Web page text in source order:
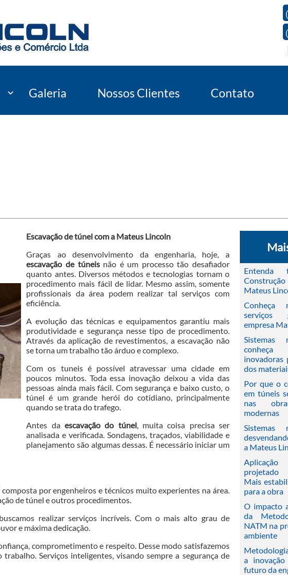
Galeria Nossos Clientes Contato
Escavação de túnel com a Mateus Lincoln
Graças ao desenvolvimento da engenharia, hoje, a
escavação de túneisnão é um processo tão desafiador
quanto antes. Diversos métodos e tecnologias tornam o
procedimento mais fácil de lidar. Mesmo assim, somente
profissionais da área podem realizar tal serviços com
eficiência.
A evolução das técnicas e equipamentos garantiu mais
produtividade e segurança nesse tipo de procedimento.
Através da aplicação de revestimentos, a escavação não
se torna um trabalho tão árduo e complexo.
Com os tuneis é possível atravessar uma cidade em
poucos minutos. Toda essa inovação deixou a vida das
pessoas ainda mais fácil. Com segurança e baixo custo, o
túnel é um grande herói do cotidiano, principalmente
quando se trata do trafego.
Antes daescavação do túnel, muita coisa precisa ser
analisada e verificada. Sondagens, traçados, viabilidade e
planejamento são algumas dessas. É necessário iniciar um
por engenheiros e técnicos muito experientes na área.
de túnel e outros procedimentos.
realizar serviços incríveis. Com o mais alto grau de
e máxima dedicação.
comprometimento e respeito. Desse modo satisfazemos
Serviços inteligentes, visando sempre a segurança de
Mateus
Conheça
serviços
empresa
Sistemas
conheça
inovadoras
dos
Por que o
em túneis
nas
modernas
Sistemas
a Mateus
projetado
Mais
para a obra
O impacto
da
NATM na
ambiente
a
futuro da